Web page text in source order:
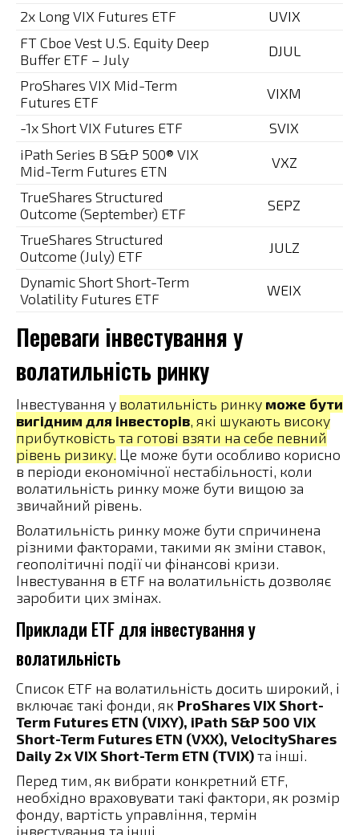
2x Long VIX Futures ETF
UVIX
FT Cboe Vest U.S. Equity Deep
Buffer ETF – July
DJUL
ProShares VIX Mid-Term
Futures ETF
VIXM
-1x Short VIX Futures ETF
SVIX
iPath Series B S&P 500® VIX
Mid-Term Futures ETN
VXZ
TrueShares Structured
Outcome (September) ETF
SEPZ
TrueShares Structured
Outcome (July) ETF
JULZ
Dynamic Short Short-Term
Volatility Futures ETF
WEIX
Переваги інвестування у
волатильність ринку
Інвестування у волатильність ринку може бути
вигідним для інвесторів, які шукають високу
прибутковість та готові взяти на себе певний
рівень ризику. Це може бути особливо корисно
в періоди економічної нестабільності, коли
волатильність ринку може бути вищою за
звичайний рівень.
Волатильність ринку може бути спричинена
різними факторами, такими як зміни ставок,
геополітичні події чи фінансові кризи.
Інвестування в ETF на волатильність дозволяє
заробити цих змінах.
Приклади ETF для інвестування у
волатильність
Список ETF на волатильність досить широкий, і
включає такі фонди, як ProShares VIX Short-
Term Futures ETN (VIXY), iPath S&P 500 VIX
Short-Term Futures ETN (VXX), VelocityShares
Daily 2x VIX Short-Term ETN (TVIX)та інші.
Перед тим, як вибрати конкретний ETF,
необхідно враховувати такі фактори, як розмір
фонду, вартість управління, термін
інвестування та інші.